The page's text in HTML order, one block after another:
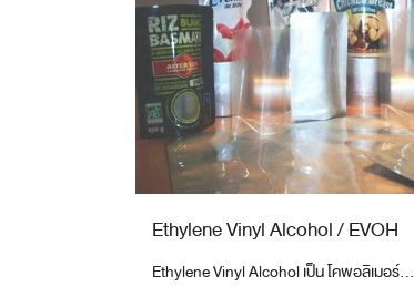
Ethylene Vinyl Alcohol / EVOH
Ethylene Vinyl Alcohol เป็น โคพอลิเมอร์...